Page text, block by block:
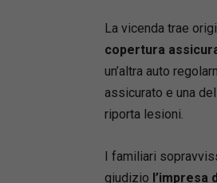
La vicenda trae
copertura
un’altra auto
assicurato e una
riporta lesioni.
I familiari
giudizio l’impresa